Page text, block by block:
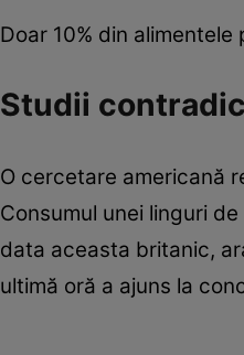
Doar 10% din
Studii
O cercetare americană
Consumul unei linguri
data aceasta britanic,
ultimă oră a ajuns la